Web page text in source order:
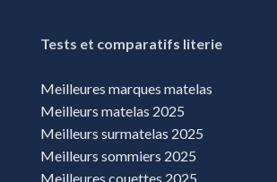
Montceau-les-Mines
Quetigny
Saint-claude
Tests et comparatifs literie
Meilleures marques matelas
Meilleurs matelas 2025
Meilleurs surmatelas 2025
Meilleurs sommiers 2025
Meilleures couettes 2025